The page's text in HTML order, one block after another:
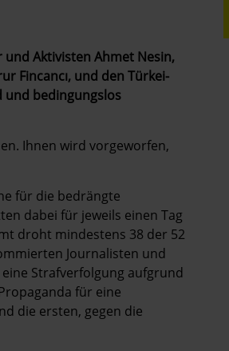
Aktivisten Ahmet Nesin,
Fincancı, und den Türkei-
und bedingungslos
Ihnen wird vorgeworfen,
für die bedrängte
dabei für jeweils einen Tag
droht mindestens 38 der 52
Journalisten und
Strafverfolgung aufgrund
für eine
die ersten, gegen die